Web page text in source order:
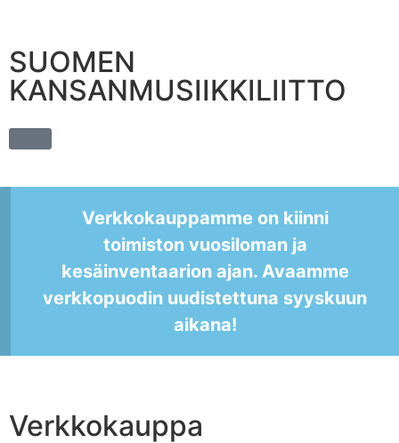
SUOMEN
KANSANMUSIIKKILIITTO
Verkkokauppamme on kiinni
toimiston vuosiloman ja
kesäinventaarion ajan. Avaamme
verkkopuodin uudistettuna syyskuun
aikana!
Verkkokauppa